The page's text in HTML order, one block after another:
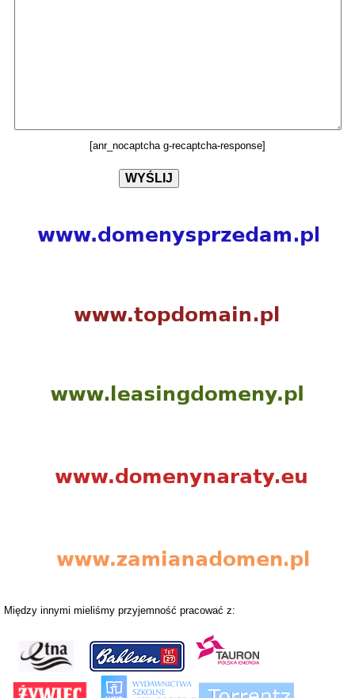
[anr_nocaptcha g-recaptcha-response]
Między innymi mieliśmy przyjemność pracować z: